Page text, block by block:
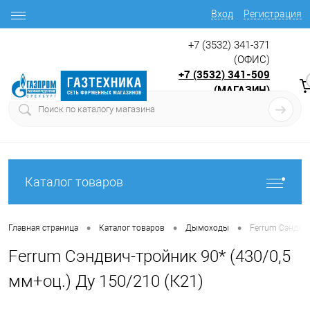
Вход Регистрация
+7 (3532) 341-371
(ОФИС)
+7 (3532) 341-509
(МАГАЗИН)
Каталог товаров
Главная страница • Каталог товаров • Дымоходы • Ferrum
Ferrum Сэндвич-тройник 90* (430/0,5
мм+оц.) Ду 150/210 (К21)